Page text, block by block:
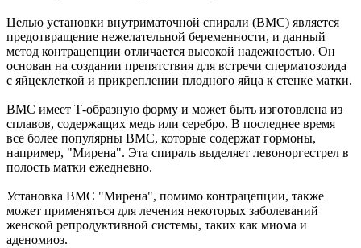
Целью установки внутриматочной спирали (ВМС) является
предотвращение нежелательной беременности, и данный
метод контрацепции отличается высокой надежностью. Он
основан на создании препятствия для встречи сперматозоида
с яйцеклеткой и прикреплении плодного яйца к стенке матки.
ВМС имеет Т-образную форму и может быть изготовлена из
сплавов, содержащих медь или серебро. В последнее время
все более популярны ВМС, которые содержат гормоны,
например, "Мирена". Эта спираль выделяет левоноргестрел в
полость матки ежедневно.
Установка ВМС "Мирена", помимо контрацепции, также
может применяться для лечения некоторых заболеваний
женской репродуктивной системы, таких как миома и
аденомиоз.